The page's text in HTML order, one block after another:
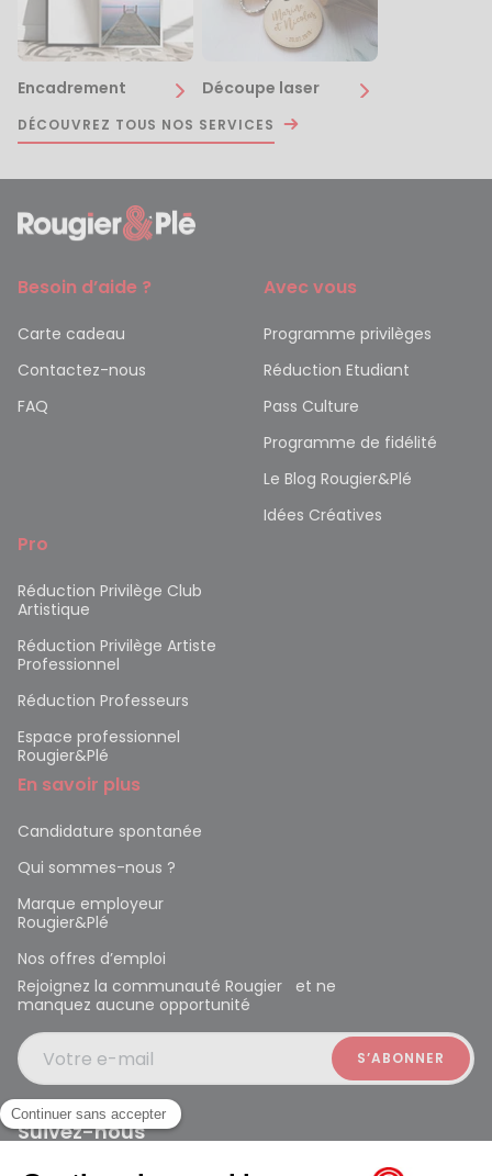
Encadrement Découpe laser
DÉCOUVREZ TOUS NOS SERVICES
Besoin d’aide ?
Carte cadeau
Contactez-nous
FAQ
Avec vous
Programme privilèges
Réduction Etudiant
Pass Culture
Programme de fidélité
Le Blog Rougier&Plé
Idées Créatives
Pro
Réduction Privilège Club
Artistique
Réduction Privilège Artiste
Professionnel
Réduction Professeurs
Espace professionnel
Rougier&Plé
En savoir plus
Candidature spontanée
Qui sommes-nous ?
Marque employeur
Rougier&Plé
Nos offres d’emploi
Rejoignez la communauté Rougier et ne
manquez aucune opportunité
Votre e-mail
Suivez-nous